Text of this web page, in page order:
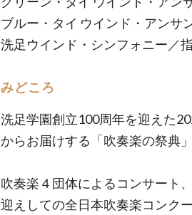
ブルー・タイ ウインド・アンサ
洗足ウインド・シンフォニー／
みどころ
洗足学園創立100周年を迎えた
からお届けする「吹奏楽の祭典」
吹奏楽４団体によるコンサート
迎えしての全日本吹奏楽コンク